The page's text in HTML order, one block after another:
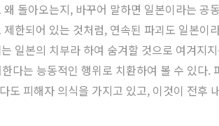
돌아오는지, 바꾸어 말하면 일본이라는
한되어 있는 것처럼, 연속된 파괴도 일본
일본의 치부라 하여 숨겨할 것으로 여겨지
다는 능동적인 행위로 치환하여 볼 수 있다
도 피해자 의식을 가지고 있고, 이것이 전후